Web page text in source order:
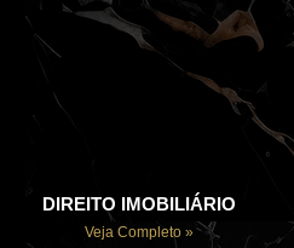
DIREITO IMOBILIÁRIO
Veja Completo »